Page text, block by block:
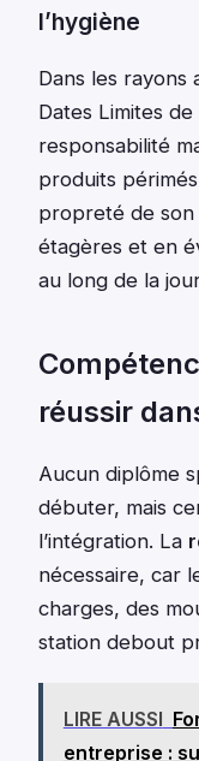
l’hygiène
Dans les rayons
Dates Limites
responsabilité
produits
propreté de son
étagères et en
au long de la
réussir
Aucun diplôme
débuter, mais
l’intégration. La
nécessaire, car
charges, des
station debout
LIRE AUSSI
entreprise :